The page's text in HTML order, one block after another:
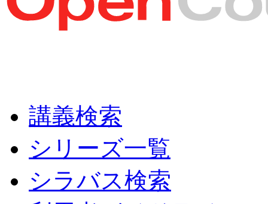
講義検索
シリーズ一覧
シラバス検索